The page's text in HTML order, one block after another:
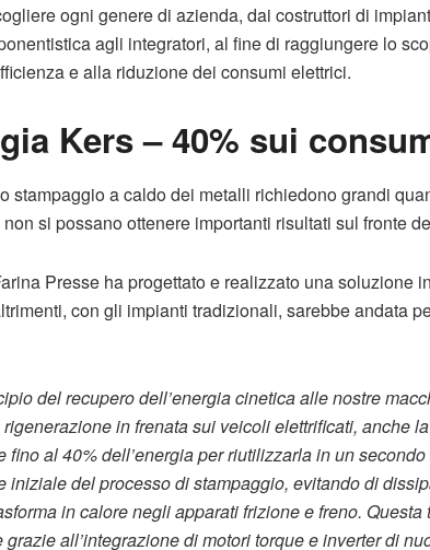
ogni genere di azienda, dai costruttori di
agli integratori, al fine di raggiungere lo
e alla riduzione dei consumi elettrici.
Kers – 40% sui
stampaggio a caldo dei metalli richiedono grandi
si possano ottenere importanti risultati sul fronte
Presse ha progettato e realizzato una soluzione
con gli impianti tradizionali, sarebbe andata
del recupero dell’energia cinetica alle nostre
in frenata sui veicoli elettrificati, anche
fino al 40% dell’energia per riutilizzarla in un
iniziale del processo di stampaggio, evitando di
in calore negli apparati frizione e freno. Questa
all’integrazione di motori torque e inverter di